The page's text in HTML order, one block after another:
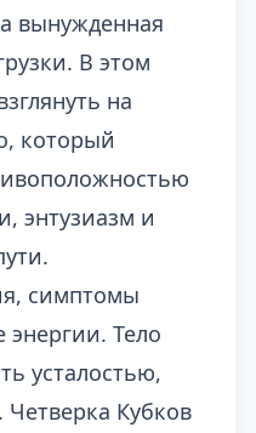
вынужденная
В этом
на
, который
энтузиазм и
симптомы
энергии. Тело
усталостью,
Кубков